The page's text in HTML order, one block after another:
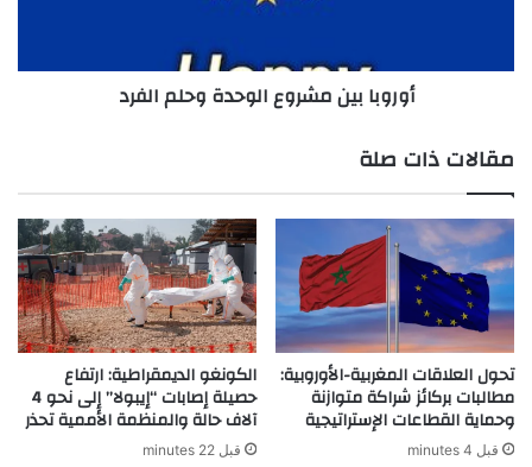
أوروبا بين مشروع الوحدة وحلم الفرد
مقالات ذات صلة
تحول العلاقات المغربية-الأوروبية:
مطالبات بركائز شراكة متوازنة
وحماية القطاعات الإستراتيجية
قبل 4 minutes
الكونغو الديمقراطية: ارتفاع
حصيلة إصابات “إيبولا” إلى نحو 4
آلاف حالة والمنظمة الأممية تحذر
قبل 22 minutes